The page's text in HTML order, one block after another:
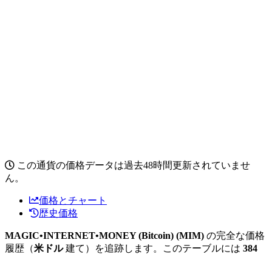
この通貨の価格データは過去48時間更新されていませ
ん。
価格とチャート
歴史価格
MAGIC•INTERNET•MONEY (Bitcoin) (MIM) の完全な価格
履歴（米ドル建て）を追跡します。このテーブルには 384